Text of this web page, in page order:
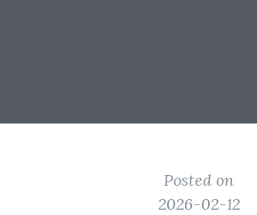
Posted on
2026-02-12